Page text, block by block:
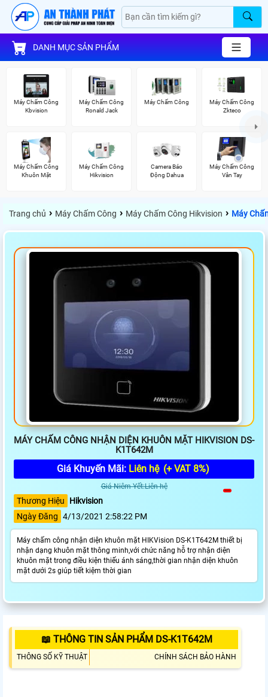
DANH MỤC SẢN PHẨM
Máy Chấm Công
Kbvision
Máy Chấm Công
Ronald Jack
Máy Chấm Công
Máy Chấm Công
Zkteco
Máy Chấm Công
Khuôn Mặt
Máy Chấm Công
Hikvision
Camera Báo
Động Dahua
Máy Chấm Công
Vân Tay
Trang chủ › Máy Chấm Công › Máy Chấm Công Hikvision › Máy
MÁY CHẤM CÔNG NHẬN DIỆN KHUÔN MẶT HIKVISION DS-
K1T642M
Giá Khuyến Mãi: Liên hệ (+ VAT 8%)
Giá Niêm Yết:Liên hệ
Thương Hiệu
Hikvision
Ngày Đăng 4/13/2021 2:58:22 PM
Máy chấm công nhận diện khuôn mặt HIKVision DS-K1T642M thiết bị
nhận dạng khuôn mặt thông minh,với chức năng hỗ trợ nhận diện
khuôn mặt trong điều kiện thiếu ánh sáng,thời gian nhận diện khuôn
mặt dưới 2s giúp tiết kiệm thời gian
📖 THÔNG TIN SẢN PHẨM DS-K1T642M
THÔNG SỐ KỸ THUẬT CHÍNH SÁCH BẢO HÀNH